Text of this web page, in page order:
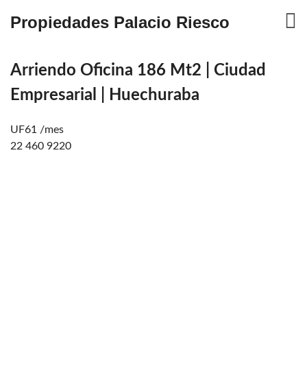
Propiedades Palacio Riesco
Arriendo Oficina 186 Mt2 | Ciudad
Empresarial | Huechuraba
UF61 /mes
22 460 9220